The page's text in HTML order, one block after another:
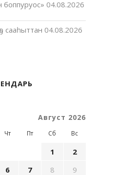
боппуруос» 04.08.2026
сааһыттан 04.08.2026
Август 2026
Чт Пт Сб Вс
1
2
6 7 8
9